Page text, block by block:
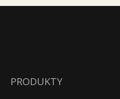
PRODUKTY